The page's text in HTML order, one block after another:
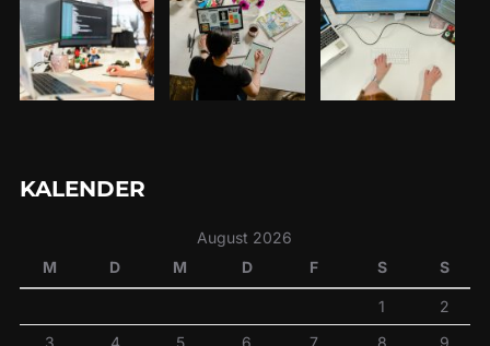
KALENDER
August 2026
M
D M D F S S
1
2
3
4 5 6 7 8 9